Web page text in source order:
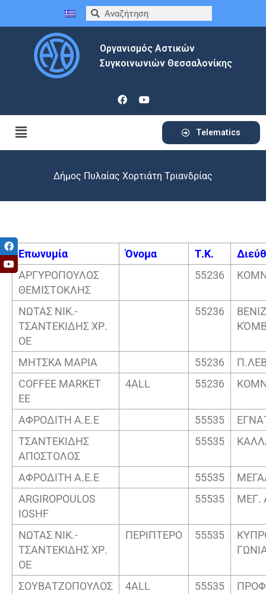
Οργανισμός Αστικών
Συγκοινωνιών Θεσσαλονίκης
Telematics
Δήμος Πυλαίας Χορτιάτη Τριανδρίας
Επωνυμία Όνομα Τ.Κ.
ΑΡΓΥΡΟΠΟΥΛΟΣ
ΘΕΜΙΣΤΟΚΛΗΣ
55236
ΝΩΤΑΣ ΝΙΚ.-
ΤΣΑΝΤΕΚΙΔΗΣ ΧΡ.
ΟΕ
55236
ΜΗΤΣΚΑ ΜΑΡΙΑ 55236
COFFEE MARKET
EE
4ALL 55236
ΑΦΡΟΔΙΤΗ Α.Ε.Ε 55535
ΤΣΑΝΤΕΚΙΔΗΣ
ΑΠΟΣΤΟΛΟΣ
55535
ΑΦΡΟΔΙΤΗ Α.Ε.Ε 55535
ARGIROPOULOS
IOSHF
55535 ΜΕΓ.
ΝΩΤΑΣ ΝΙΚ.-
ΤΣΑΝΤΕΚΙΔΗΣ ΧΡ.
ΟΕ
ΠΕΡΙΠΤΕΡΟ 55535
ΣΟΥΒΑΤΖΟΠΟΥΛΟΣ
4ALL 55535